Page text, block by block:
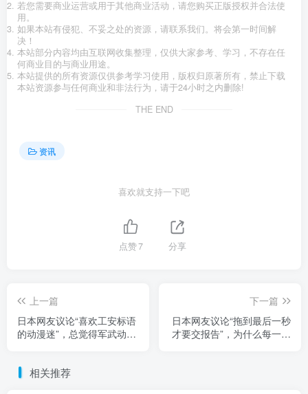
若您需要商业运营或用于其他商业活动，请您购买正版授权并合法使
用。
如果本站有侵犯、不妥之处的资源，请联系我们。将会第一时间解
决！
本站部分内容均由互联网收集整理，仅供大家参考、学习，不存在任
何商业目的与商业用途。
本站提供的所有资源仅供参考学习使用，版权归原著所有，禁止下载
本站资源参与任何商业和非法行为，请于24小时之内删除!
THE END
资讯
喜欢就支持一下吧
点赞7 分享
上一篇
日本网友议论“喜欢工安标语
的动漫迷”，总觉得军武动漫
下一篇
日本网友议论“拖到最后一秒
才要交报告”，为什么每一年
相关推荐